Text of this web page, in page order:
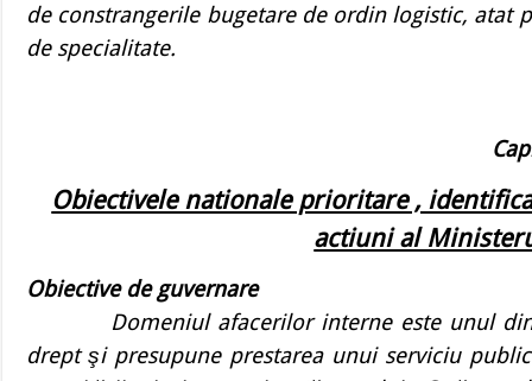
de constrangerile bugetare de ordin logistic, atat
de specialitate.
Obiectivele nationale prioritare ,
actiuni al
Obiective de guvernare
Domeniul afacerilor interne este unul
drept şi presupune prestarea unui serviciu